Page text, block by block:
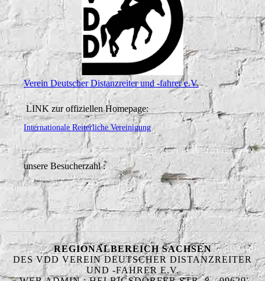
Verein Deutscher Distanzreiter und -fahrer e.V.
LINK zur offiziellen Homepage:
Internationale Reiterliche Vereinigung
unsere Besucherzahl :
REGIONALBEREICH SACHSEN
DES VDD VEREIN DEUTSCHER DISTANZREITER
UND -FAHRER E.V.